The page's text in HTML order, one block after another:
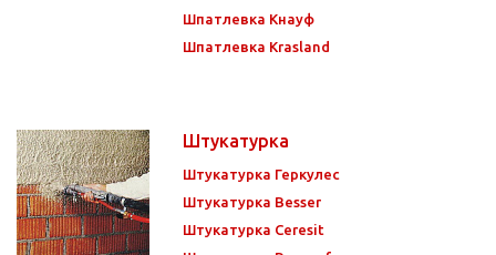
Шпатлевка Кнауф
Шпатлевка Krasland
Штукатурка
Штукатурка Геркулес
Штукатурка Besser
Штукатурка Ceresit